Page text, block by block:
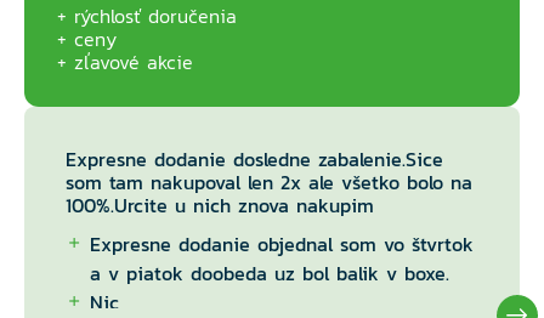
rýchlosť doručenia
ceny
zľavové akcie
Expresne dodanie dosledne zabalenie.Sice
som tam nakupoval len 2x ale všetko bolo na
100%.Urcite u nich znova nakupim
Expresne dodanie objednal som vo štvrtok
a v piatok doobeda uz bol balik v boxe.
Nic